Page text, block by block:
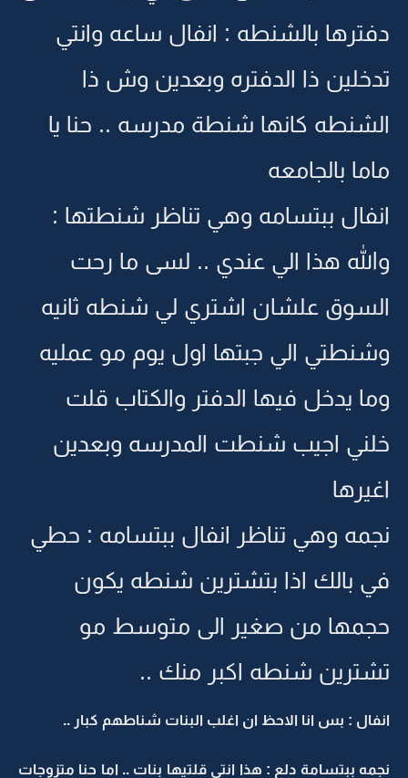
دفترها بالشنطه : انفال ساعه وانتي
تدخلين ذا الدفتره وبعدين وش ذا
الشنطه كانها شنطة مدرسه .. حنا يا
ماما بالجامعه
انفال ببتسامه وهي تناظر شنطتها :
والله هذا الي عندي .. لسى ما رحت
السوق علشان اشتري لي شنطه ثانيه
وشنطتي الي جبتها اول يوم مو عمليه
وما يدخل فيها الدفتر والكتاب قلت
خلني اجيب شنطت المدرسه وبعدين
اغيرها
نجمه وهي تناظر انفال ببتسامه : حطي
في بالك اذا بتشترين شنطه يكون
حجمها من صغير الى متوسط مو
تشترين شنطه اكبر منك ..
انفال : بس انا الاحظ ان اغلب البنات شناطهم كبار ..
نجمه ببتسامة دلع : هذا انتي قلتيها بنات .. اما حنا متزوجات